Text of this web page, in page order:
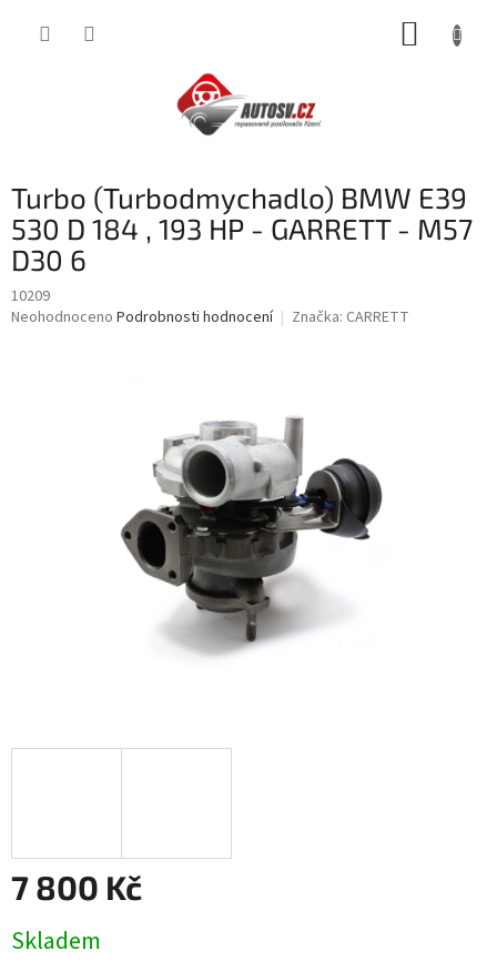
Turbo (Turbodmychadlo) BMW E39
530 D 184 , 193 HP - GARRETT - M57
D30 6
10209
Průměrné
Neohodnoceno Podrobnosti hodnocení Značka: CARRETT
7 800 Kč
cena:
Skladem